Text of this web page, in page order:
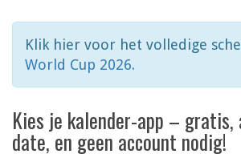
Klik hier voor het volledige
World Cup 2026.
Kies je kalender-app –
date, en geen account nodig!